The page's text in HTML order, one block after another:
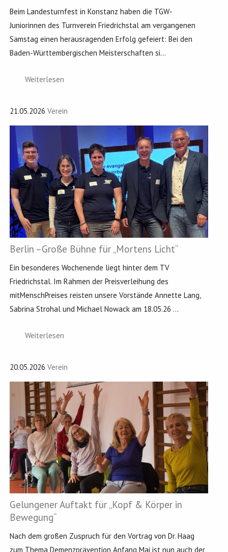
Beim Landesturnfest in Konstanz haben die TGW-
Juniorinnen des Turnverein Friedrichstal am vergangenen
Samstag einen herausragenden Erfolg gefeiert: Bei den
Baden-Württembergischen Meisterschaften si...
Weiterlesen
21.05.2026 Verein
Berlin –Große Bühne für „Mortens Licht“
Ein besonderes Wochenende liegt hinter dem TV
Friedrichstal. Im Rahmen der Preisverleihung des
mitMenschPreises reisten unsere Vorstände Annette Lang,
Sabrina Strohal und Michael Nowack am 18.05.26 ...
Weiterlesen
20.05.2026 Verein
Gelungener Auftakt für „Kopf & Körper in
Bewegung“
Nach dem großen Zuspruch für den Vortrag von Dr. Haag
zum Thema Demenzprävention Anfang Mai ist nun auch der